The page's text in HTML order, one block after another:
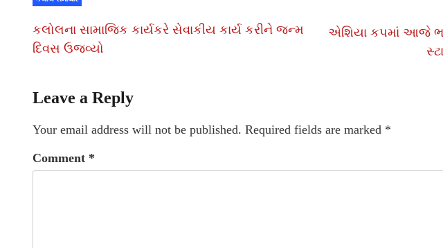
કલોલના સામાજિક કાર્યકરે સેવાકીય કાર્ય કરીને જન્મ
દિવસ ઉજવ્યો
એશિયા કપમાં આજે
Leave a Reply
Your email address will not be published. Required fields are marked *
Comment *